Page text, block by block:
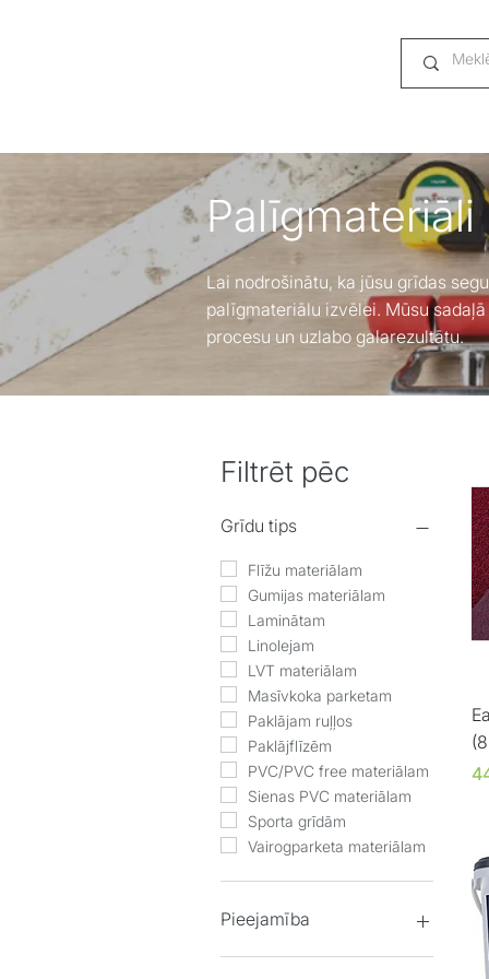
Palīgmateriāli
Lai nodrošinātu, ka jūsu grīdas
palīgmateriālu izvēlei. Mūsu
procesu un uzlabo galarezultātu.
Filtrēt pēc
Grīdu tips
Flīžu materiālam
Gumijas materiālam
Laminātam
Linolejam
LVT materiālam
Masīvkoka parketam
Paklājam ruļļos
Paklājflīzēm
PVC/PVC free materiālam
Sienas PVC materiālam
Sporta grīdām
Vairogparketa materiālam
Pieejamība
Ir noliktavā